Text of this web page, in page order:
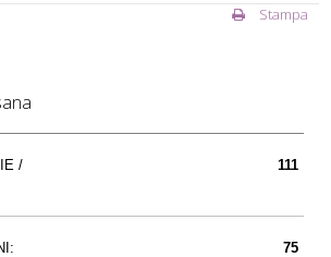
Stampa
/
111
75